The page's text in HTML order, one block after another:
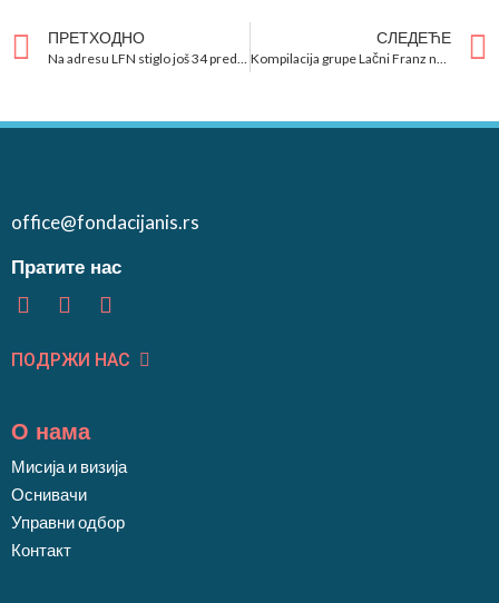
ПРЕТХОДНО
Na adresu LFN stiglo još 34 predloga za bolji Niš
СЛЕДЕЋЕ
Kompilacija grupe Lačni Franz na licitaciji LFN
office@fondacijanis.rs
Пратите нас
ПОДРЖИ НАС
О нама
Мисија и визија
Оснивачи
Управни одбор
Контакт